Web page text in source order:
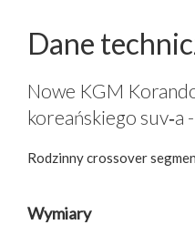
Dane
Nowe KGM
koreańskiego suv‑a
Rodzinny crossover
Wymiary